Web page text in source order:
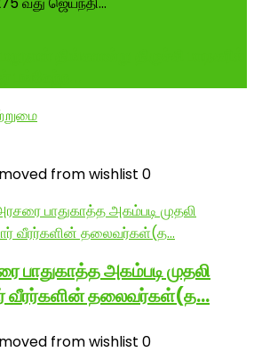
from wishlist 0
அகம்படி முதலி
வீரர்களின் தலைவர்கள்(த…
from wishlist 0